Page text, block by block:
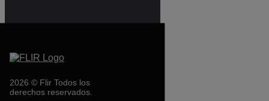
2026 © Flir Todos los
derechos reservados.